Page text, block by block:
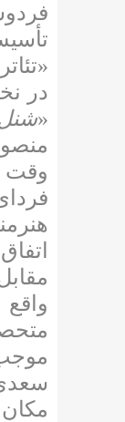
در
«
موجب